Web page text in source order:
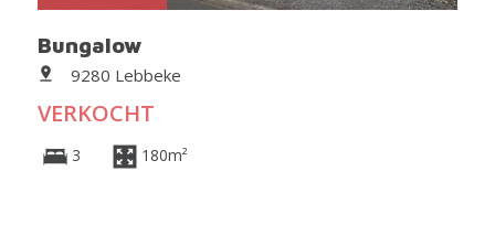
Bungalow
9280 Lebbeke
VERKOCHT
3 180m²